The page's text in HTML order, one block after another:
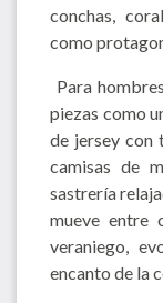
conchas,
como
Para
piezas como
de jersey con
camisas de
sastrería
mueve entre
veraniego,
encanto de la